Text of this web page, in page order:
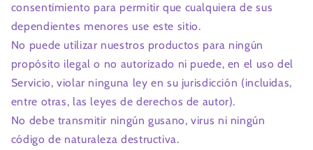
consentimiento para permitir que cualquiera de sus
dependientes menores use este sitio.
No puede utilizar nuestros productos para ningún
propósito ilegal o no autorizado ni puede, en el uso del
Servicio, violar ninguna ley en su jurisdicción (incluidas,
entre otras, las leyes de derechos de autor).
No debe transmitir ningún gusano, virus ni ningún
código de naturaleza destructiva.